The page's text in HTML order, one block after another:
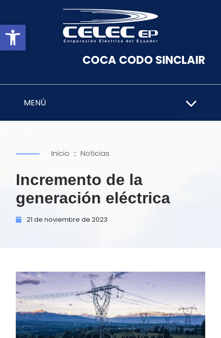
Abrir barra de herramientas
COCA CODO SINCLAIR
MENÚ
Inicio :: Noticias
Incremento de la
generación eléctrica
21 de noviembre de 2023